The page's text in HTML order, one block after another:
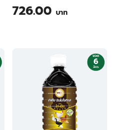
for Swine 6 Liter
726.00 บาท